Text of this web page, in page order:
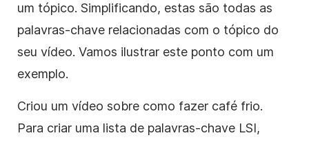
um tópico. Simplificando, estas são todas as
palavras-chave relacionadas com o tópico do
seu vídeo. Vamos ilustrar este ponto com um
exemplo.
Criou um vídeo sobre como fazer café frio.
Para criar uma lista de palavras-chave LSI,